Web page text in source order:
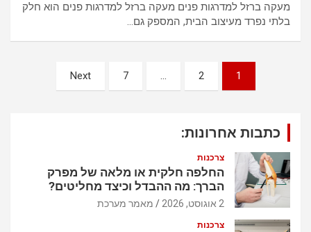
מעקה ברזל למדרגות פנים מעקה ברזל למדרגות פנים הוא חלק
בלתי נפרד מעיצוב הבית, המספק גם…
ט
1
2
…
7
Next
כתבות אחרונות:
צרכנות
החלפה חלקית או מלאה של מפרק
הברך: מה ההבדל וכיצד מחליטים?
2 אוגוסט, 2026 מאמר מערכת
צרכנות